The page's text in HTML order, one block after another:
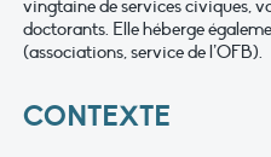
vingtaine de services civiques,
doctorants. Elle héberge
(associations, service de l’OFB).
CONTEXTE